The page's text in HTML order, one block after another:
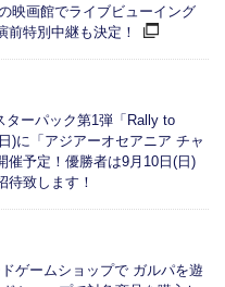
映画館でライブビューイング
前特別中継も決定！
ターパック第1弾「Rally to
)に「アジアーオセアニア チャ
催予定！優勝者は9月10日(日)
待致します！
ゲームショップで ガルパを遊